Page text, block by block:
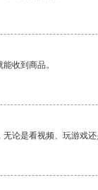
收到商品。
论是看视频、玩游戏